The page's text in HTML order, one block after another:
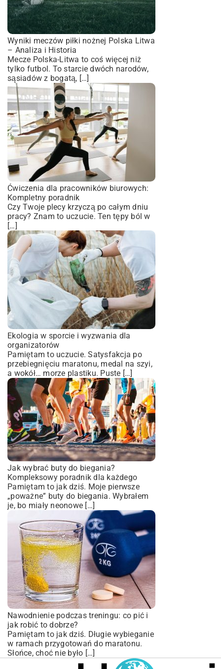
Wyniki meczów piłki nożnej Polska Litwa
– Analiza i Historia
Mecze Polska-Litwa to coś więcej niż
tylko futbol. To starcie dwóch narodów,
sąsiadów z bogatą, […]
Ćwiczenia dla pracowników biurowych:
Kompletny poradnik
Czy Twoje plecy krzyczą po całym dniu
pracy? Znam to uczucie. Ten tępy ból w
[…]
Ekologia w sporcie i wyzwania dla
organizatorów
Pamiętam to uczucie. Satysfakcja po
przebiegnięciu maratonu, medal na szyi,
a wokół… morze plastiku. Puste […]
Jak wybrać buty do biegania?
Kompleksowy poradnik dla każdego
Pamiętam to jak dziś. Moje pierwsze
„poważne” buty do biegania. Wybrałem
je, bo miały neonowe […]
Nawodnienie podczas treningu: co pić i
jak robić to dobrze?
Pamiętam to jak dziś. Długie wybieganie
w ramach przygotowań do maratonu.
Słońce, choć nie było […]